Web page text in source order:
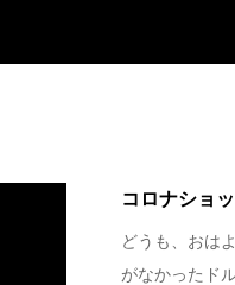
コロナショ
どうも、おは
がなかったド